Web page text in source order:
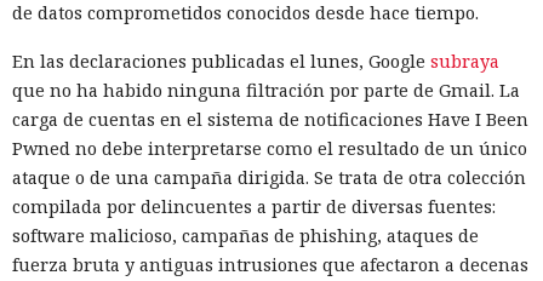
de datos comprometidos conocidos desde hace tiempo.
En las declaraciones publicadas el lunes, Google subraya
que no ha habido ninguna filtración por parte de Gmail. La
carga de cuentas en el sistema de notificaciones Have I Been
Pwned no debe interpretarse como el resultado de un único
ataque o de una campaña dirigida. Se trata de otra colección
compilada por delincuentes a partir de diversas fuentes:
software malicioso, campañas de phishing, ataques de
fuerza bruta y antiguas intrusiones que afectaron a decenas